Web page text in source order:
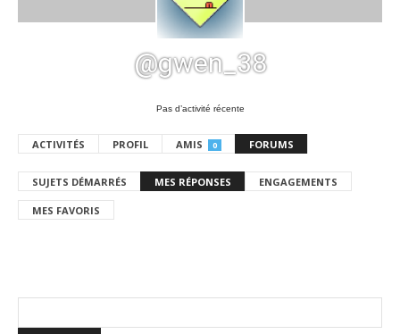
@gwen_38
Pas d’activité récente
ACTIVITÉS PROFIL AMIS 0 FORUMS
SUJETS DÉMARRÉS MES RÉPONSES ENGAGEMENTS
MES FAVORIS